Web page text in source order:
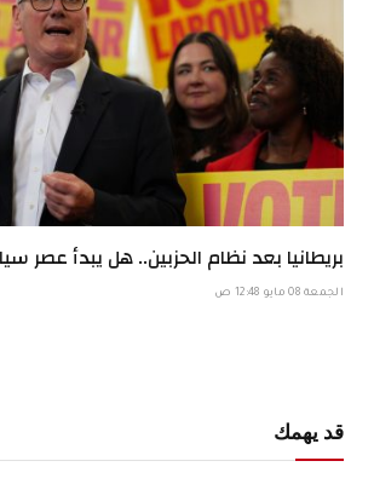
بريطانيا بعد نظام الحزبين.. هل يبدأ عصر
الجمعة 08 مايو 12:48 ص
قد يهمك